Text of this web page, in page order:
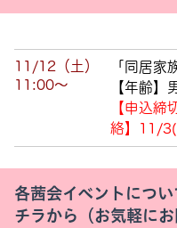
11/12（土）
11:00～
「同居
【年齢
【申込締
絡】11 /3
各茜会イベントにつ
チラから（お気軽にお